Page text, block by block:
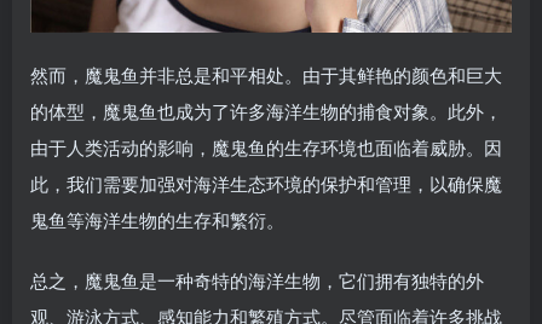
然而，魔鬼鱼并非总是和平相处。由于其鲜艳的颜色和巨大
的体型，魔鬼鱼也成为了许多海洋生物的捕食对象。此外，
由于人类活动的影响，魔鬼鱼的生存环境也面临着威胁。因
此，我们需要加强对海洋生态环境的保护和管理，以确保魔
鬼鱼等海洋生物的生存和繁衍。
总之，魔鬼鱼是一种奇特的海洋生物，它们拥有独特的外
观、游泳方式、感知能力和繁殖方式。尽管面临着许多挑战